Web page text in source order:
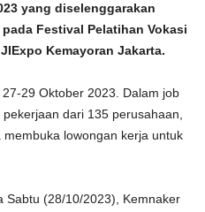
yang diselenggarakan
Festival Pelatihan Vokasi
Kemayoran Jakarta.
29 Oktober 2023. Dalam job
dari 135 perusahaan,
lowongan kerja untuk
Sabtu (28/10/2023), Kemnaker